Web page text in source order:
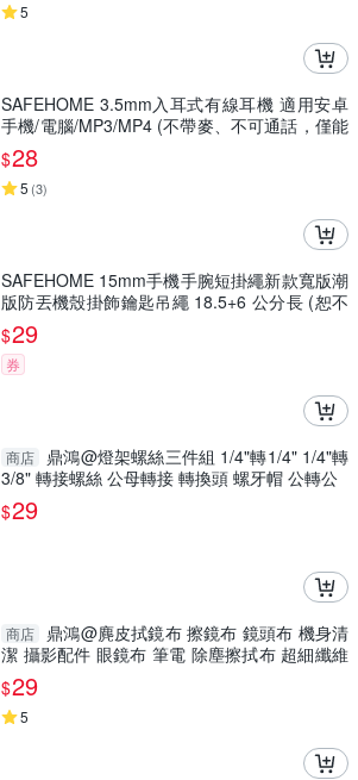
5
SAFEHOME 3.5mm入耳式有線耳機 適用安卓
手機/電腦/MP3/MP4 (不帶麥、不可通話，僅能
聽音樂) EH3501
$28
5 (3)
SAFEHOME 15mm手機手腕短掛繩新款寬版潮
版防丟機殼掛飾鑰匙吊繩 18.5+6 公分長 (恕不
接受指定顏色出貨) CPA035
$29
券
商店
鼎鴻@燈架螺絲三件組 1/4"轉1/4" 1/4"轉
3/8" 轉接螺絲 公母轉接 轉換頭 螺牙帽 公轉公
$29
商店
鼎鴻@麂皮拭鏡布 擦鏡布 鏡頭布 機身清
潔 攝影配件 眼鏡布 筆電 除塵擦拭布 超細纖維
布
$29
5